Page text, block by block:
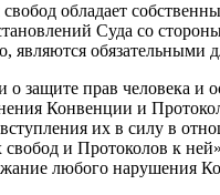
обладает
Суда со
обязательными
защите прав человека
Конвенции и
их в силу в
и Протоколов к
любого нарушения